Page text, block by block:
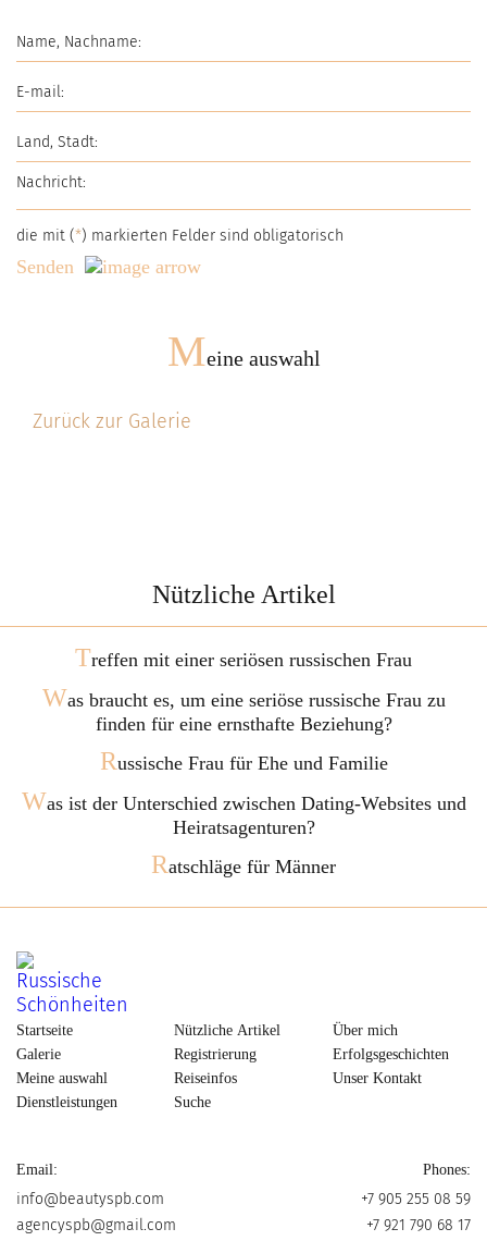
die mit (*) markierten Felder sind obligatorisch
Senden
Meine auswahl
Zurück zur Galerie
Nützliche Artikel
Treffen mit einer seriösen russischen Frau
Was braucht es, um eine seriöse russische Frau zu
finden für eine ernsthafte Beziehung?
Russische Frau für Ehe und Familie
Was ist der Unterschied zwischen Dating-Websites und
Heiratsagenturen?
Ratschläge für Männer
Startseite
Galerie
Meine auswahl
Dienstleistungen
Nützliche Artikel
Registrierung
Reiseinfos
Suche
Über mich
Erfolgsgeschichten
Unser Kontakt
Email:
info@beautyspb.com
agencyspb@gmail.com
Phones:
+7 905 255 08 59
+7 921 790 68 17